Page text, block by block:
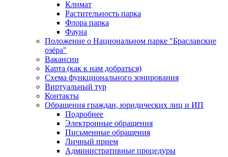
Климат
Растительность парка
Флора парка
Фауна
Положение о Национальном парке "Браславские
озёра"
Вакансии
Карта (как к нам добраться)
Схема функционального зонирования
Виртуальный тур
Контакты
Обращения граждан, юридических лиц и ИП
Подробнее
Электронные обращения
Письменные обращения
Личный прием
Административные процедуры